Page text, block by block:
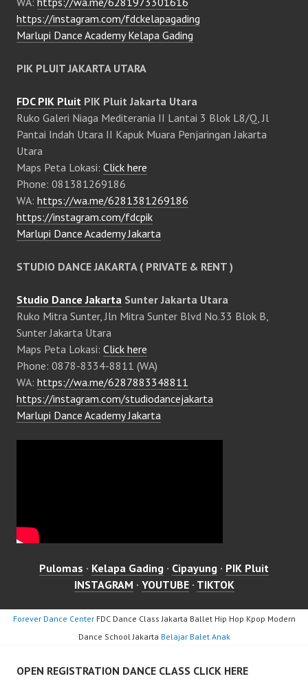
https://instagram.com/fdckelapagading
Marlupi Dance Academy Kelapa Gading
PIK PLUIT JAKARTA UTARA
FDC PIK Pluit PIK Pluit Jakarta Utara
Ruko Galeri Niaga Mediterania II Lantai 3 Blok L8/Q, Jl
Pantai Indah Utara II Kapuk Muara Penjaringan Jakarta
Utara
Maps Peta Lokasi: Click here
Phone: 081381269186
WA: https://wa.me/6281381269186
https://instagram.com/fdcpik
Marlupi Dance Academy Jakarta
STUDIO DANCE JAKARTA ( PRIVATE & RENT )
Studio Dance Jakarta Sunter Jakarta Utara
Ruko Mitra Sunter, Jln Mitra Sunter Blvd No.33 Blok B,
Sunter Jakarta Utara
Maps Peta Lokasi: Click here
Phone: 0878-8334-8811 (WA)
WA: https://wa.me/6287883348811
https://instagram.com/studiodancejakarta
Marlupi Dance Academy Jakarta
Pulomas · Kelapa Gading · Cipayung · PIK Pluit
INSTAGRAM · YOUTUBE· TIKTOK
Forever Dance CenterFDC Dance Class Jakarta Ballet Hip Hop Kpop Modern
Dance School Jakarta Belajar Balet Anak
OPEN REGISTRATION DANCE CLASS CLICK HERE